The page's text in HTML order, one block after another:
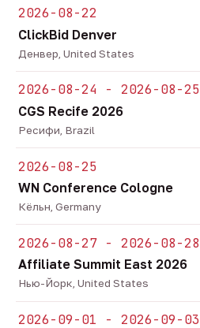
2026-08-22
ClickBid Denver
Денвер, United States
2026-08-24 - 2026-08-25
CGS Recife 2026
Ресифи, Brazil
2026-08-25
WN Conference Cologne
Кёльн, Germany
2026-08-27 - 2026-08-28
Affiliate Summit East 2026
Нью-Йорк, United States
2026-09-01 - 2026-09-03